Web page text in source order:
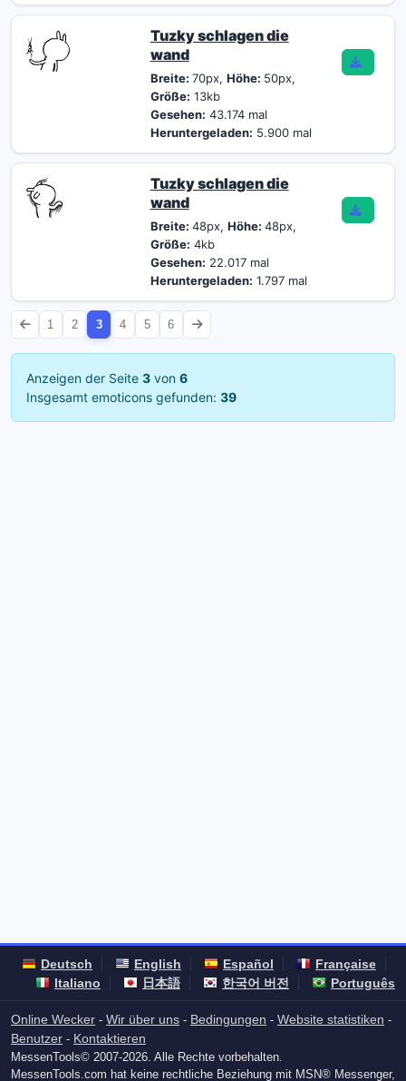
Tuzky schlagen die
wand
Breite: 70px, Höhe: 50px,
Größe: 13kb
Gesehen: 43.174 mal
Heruntergeladen: 5.900 mal
Tuzky schlagen die
wand
Breite: 48px, Höhe: 48px,
Größe: 4kb
Gesehen: 22.017 mal
Heruntergeladen: 1.797 mal
1 2 3 4 5 6
Anzeigen der Seite 3 von 6
Insgesamt emoticons gefunden: 39
Deutsch English Español
Française
Italiano
日本語 한국어 버전 Português
Online Wecker - Wir über uns - Bedingungen - Website statistiken -
Benutzer - Kontaktieren
MessenTools© 2007-2026. Alle Rechte vorbehalten.
MessenTools.com hat keine rechtliche Beziehung mit MSN® Messenger,